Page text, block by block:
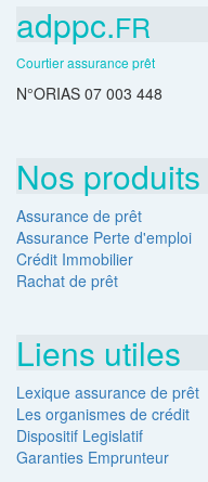
adppc.FR
Courtier assurance prêt
N°ORIAS 07 003 448
Nos produits
Assurance de prêt
Assurance Perte d'emploi
Crédit Immobilier
Rachat de prêt
Liens utiles
Lexique assurance de prêt
Les organismes de crédit
Dispositif Legislatif
Garanties Emprunteur